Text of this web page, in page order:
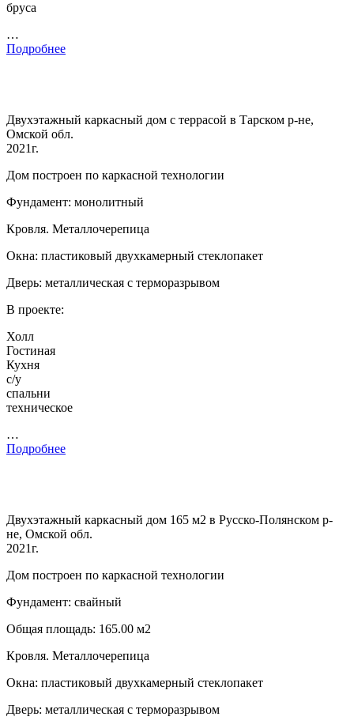
бруса
…
Подробнее
Двухэтажный каркасный дом с террасой в Тарском р-не,
Омской обл.
2021г.
Дом построен по каркасной технологии
Фундамент: монолитный
Кровля. Металлочерепица
Окна: пластиковый двухкамерный стеклопакет
Дверь: металлическая с терморазрывом
В проекте:
Холл
Гостиная
Кухня
с/у
спальни
техническое
…
Подробнее
Двухэтажный каркасный дом 165 м2 в Русско-Полянском р-
не, Омской обл.
2021г.
Дом построен по каркасной технологии
Фундамент: свайный
Общая площадь: 165.00 м2
Кровля. Металлочерепица
Окна: пластиковый двухкамерный стеклопакет
Дверь: металлическая с терморазрывом